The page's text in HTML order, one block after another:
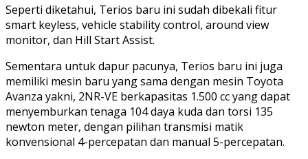
Seperti diketahui, Terios baru ini sudah dibekali fitur
smart keyless, vehicle stability control, around view
monitor, dan Hill Start Assist.
Sementara untuk dapur pacunya, Terios baru ini juga
memiliki mesin baru yang sama dengan mesin Toyota
Avanza yakni, 2NR-VE berkapasitas 1.500 cc yang dapat
menyemburkan tenaga 104 daya kuda dan torsi 135
newton meter, dengan pilihan transmisi matik
konvensional 4-percepatan dan manual 5-percepatan.